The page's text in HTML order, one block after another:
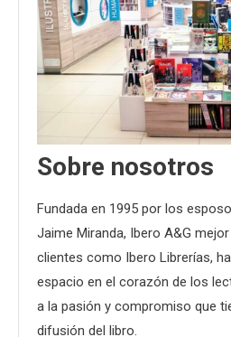
Sobre nosotros
Fundada en 1995 por los
Jaime Miranda, Ibero A&G
clientes como Ibero Librerías,
espacio en el corazón de los
a la pasión y compromiso que
difusión del libro.